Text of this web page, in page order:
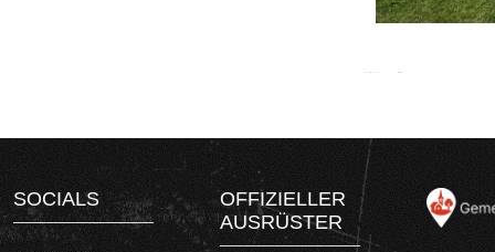
SOCIALS
OFFIZIELLER
AUSRÜSTER